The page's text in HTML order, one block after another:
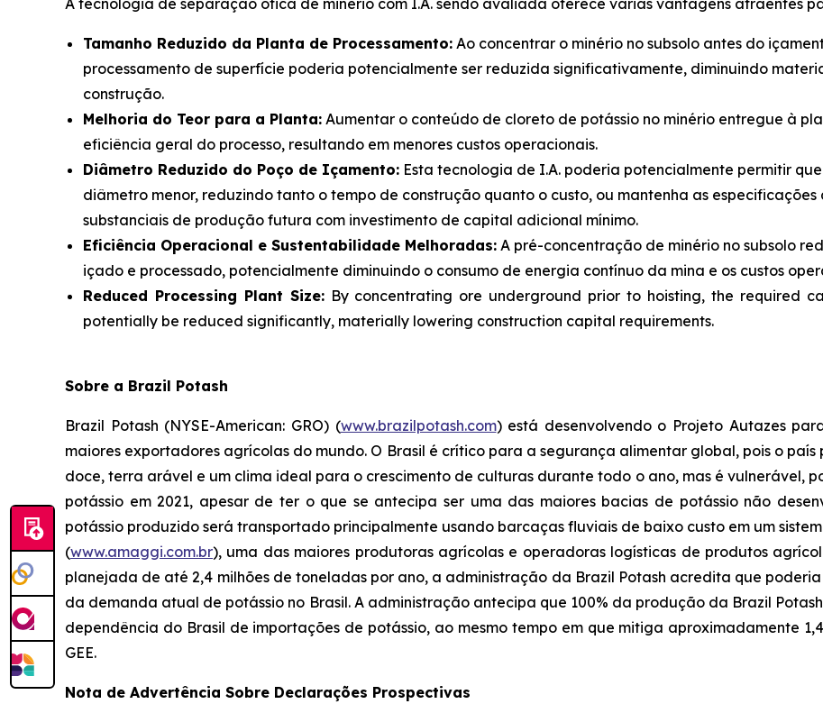
A tecnologia de separação ótica de minério com I.A. sendo avaliada oferece várias vantagens atraentes
Tamanho Reduzido da Planta de Processamento: Ao concentrar o minério no subsolo antes do
processamento de superfície poderia potencialmente ser reduzida significativamente, diminuindo
construção.
Melhoria do Teor para a Planta: Aumentar o conteúdo de cloreto de potássio no minério entregue à
eficiência geral do processo, resultando em menores custos operacionais.
Diâmetro Reduzido do Poço de Içamento: Esta tecnologia de I.A. poderia potencialmente permitir
diâmetro menor, reduzindo tanto o tempo de construção quanto o custo, ou mantenha as
substanciais de produção futura com investimento de capital adicional mínimo.
Eficiência Operacional e Sustentabilidade Melhoradas: A pré-concentração de minério no subsolo
içado e processado, potencialmente diminuindo o consumo de energia contínuo da mina e os custos
Reduced Processing Plant Size:By concentrating ore underground prior to hoisting, the required
potentially be reduced significantly, materially lowering construction capital requirements.
Sobre a Brazil Potash
Brazil Potash (NYSE-American: GRO) (www.brazilpotash.com) está desenvolvendo o Projeto Autazes
maiores exportadores agrícolas do mundo. O Brasil é crítico para a segurança alimentar global, pois o
doce, terra arável e um clima ideal para o crescimento de culturas durante todo o ano, mas é vulnerável,
potássio em 2021, apesar de ter o que se antecipa ser uma das maiores bacias de potássio não
potássio produzido será transportado principalmente usando barcaças fluviais de baixo custo em um
(www.amaggi.com.br), uma das maiores produtoras agrícolas e operadoras logísticas de produtos
planejada de até 2,4 milhões de toneladas por ano, a administração da Brazil Potash acredita que
da demanda atual de potássio no Brasil. A administração antecipa que 100% da produção da Brazil
dependência do Brasil de importações de potássio, ao mesmo tempo em que mitiga aproximadamente
GEE.
Nota de Advertência Sobre Declarações Prospectivas